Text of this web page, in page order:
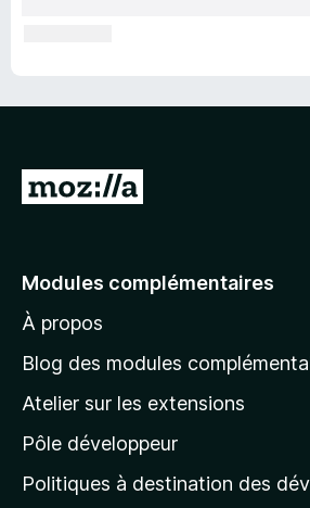
A
e
à
l
p
a
g
Modules complémentaires
À propos
Blog des modules
Atelier sur les extensions
Pôle développeur
Politiques à destination des